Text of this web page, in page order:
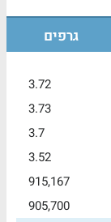
גרפים
3.72
3.73
3.7
3.52
915,167
905,700